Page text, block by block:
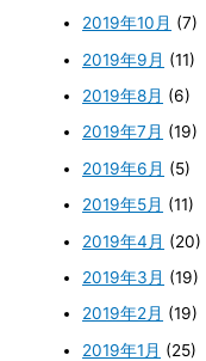
2019年10月 (7)
2019年9月 (11)
2019年8月 (6)
2019年7月 (19)
2019年6月 (5)
2019年5月 (11)
2019年4月 (20)
2019年3月 (19)
2019年2月 (19)
2019年1月 (25)